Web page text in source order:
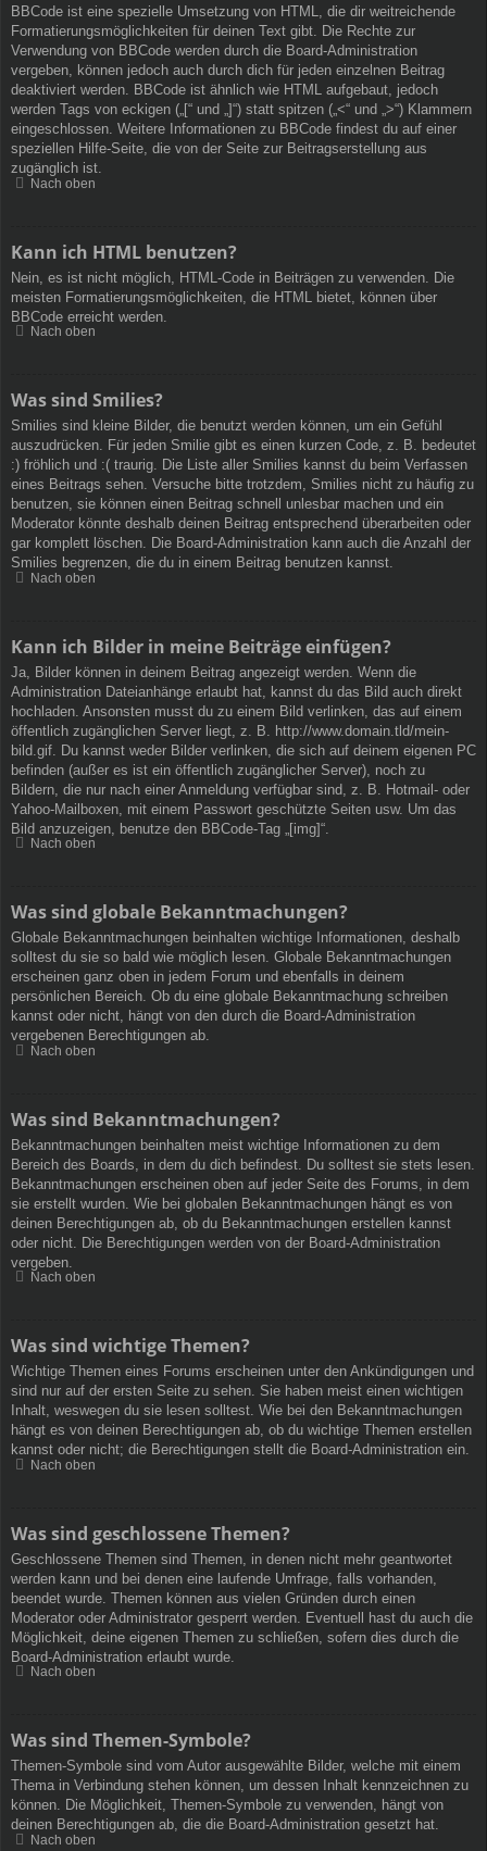
BBCode ist eine spezielle Umsetzung von HTML, die dir weitreichende
Formatierungsmöglichkeiten für deinen Text gibt. Die Rechte zur
Verwendung von BBCode werden durch die Board-Administration
vergeben, können jedoch auch durch dich für jeden einzelnen Beitrag
deaktiviert werden. BBCode ist ähnlich wie HTML aufgebaut, jedoch
werden Tags von eckigen („[“ und „]“) statt spitzen („<“ und „>“) Klammern
eingeschlossen. Weitere Informationen zu BBCode findest du auf einer
speziellen Hilfe-Seite, die von der Seite zur Beitragserstellung aus
zugänglich ist.
Nach oben
Kann ich HTML benutzen?
Nein, es ist nicht möglich, HTML-Code in Beiträgen zu verwenden. Die
meisten Formatierungsmöglichkeiten, die HTML bietet, können über
BBCode erreicht werden.
Nach oben
Was sind Smilies?
Smilies sind kleine Bilder, die benutzt werden können, um ein Gefühl
auszudrücken. Für jeden Smilie gibt es einen kurzen Code, z. B. bedeutet
:) fröhlich und :( traurig. Die Liste aller Smilies kannst du beim Verfassen
eines Beitrags sehen. Versuche bitte trotzdem, Smilies nicht zu häufig zu
benutzen, sie können einen Beitrag schnell unlesbar machen und ein
Moderator könnte deshalb deinen Beitrag entsprechend überarbeiten oder
gar komplett löschen. Die Board-Administration kann auch die Anzahl der
Smilies begrenzen, die du in einem Beitrag benutzen kannst.
Nach oben
Kann ich Bilder in meine Beiträge einfügen?
Ja, Bilder können in deinem Beitrag angezeigt werden. Wenn die
Administration Dateianhänge erlaubt hat, kannst du das Bild auch direkt
hochladen. Ansonsten musst du zu einem Bild verlinken, das auf einem
öffentlich zugänglichen Server liegt, z. B. http://www.domain.tld/mein-
bild.gif. Du kannst weder Bilder verlinken, die sich auf deinem eigenen PC
befinden (außer es ist ein öffentlich zugänglicher Server), noch zu
Bildern, die nur nach einer Anmeldung verfügbar sind, z. B. Hotmail- oder
Yahoo-Mailboxen, mit einem Passwort geschützte Seiten usw. Um das
Bild anzuzeigen, benutze den BBCode-Tag „[img]“.
Nach oben
Was sind globale Bekanntmachungen?
Globale Bekanntmachungen beinhalten wichtige Informationen, deshalb
solltest du sie so bald wie möglich lesen. Globale Bekanntmachungen
erscheinen ganz oben in jedem Forum und ebenfalls in deinem
persönlichen Bereich. Ob du eine globale Bekanntmachung schreiben
kannst oder nicht, hängt von den durch die Board-Administration
vergebenen Berechtigungen ab.
Nach oben
Was sind Bekanntmachungen?
Bekanntmachungen beinhalten meist wichtige Informationen zu dem
Bereich des Boards, in dem du dich befindest. Du solltest sie stets lesen.
Bekanntmachungen erscheinen oben auf jeder Seite des Forums, in dem
sie erstellt wurden. Wie bei globalen Bekanntmachungen hängt es von
deinen Berechtigungen ab, ob du Bekanntmachungen erstellen kannst
oder nicht. Die Berechtigungen werden von der Board-Administration
vergeben.
Nach oben
Was sind wichtige Themen?
Wichtige Themen eines Forums erscheinen unter den Ankündigungen und
sind nur auf der ersten Seite zu sehen. Sie haben meist einen wichtigen
Inhalt, weswegen du sie lesen solltest. Wie bei den Bekanntmachungen
hängt es von deinen Berechtigungen ab, ob du wichtige Themen erstellen
kannst oder nicht; die Berechtigungen stellt die Board-Administration ein.
Nach oben
Was sind geschlossene Themen?
Geschlossene Themen sind Themen, in denen nicht mehr geantwortet
werden kann und bei denen eine laufende Umfrage, falls vorhanden,
beendet wurde. Themen können aus vielen Gründen durch einen
Moderator oder Administrator gesperrt werden. Eventuell hast du auch die
Möglichkeit, deine eigenen Themen zu schließen, sofern dies durch die
Board-Administration erlaubt wurde.
Nach oben
Was sind Themen-Symbole?
Themen-Symbole sind vom Autor ausgewählte Bilder, welche mit einem
Thema in Verbindung stehen können, um dessen Inhalt kennzeichnen zu
können. Die Möglichkeit, Themen-Symbole zu verwenden, hängt von
deinen Berechtigungen ab, die die Board-Administration gesetzt hat.
Nach oben